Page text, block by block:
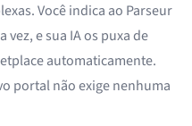
Você indica ao Parseur
e sua IA os puxa de
automaticamente.
portal não exige nenhuma